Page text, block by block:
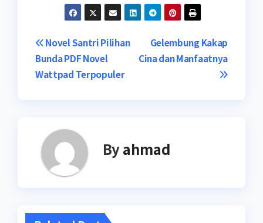
Navigasi
pos
Gelembung Kakap
Cina dan Manfaatnya
Novel Santri Pilihan
Bunda PDF Novel
Wattpad Terpopuler
Byahmad